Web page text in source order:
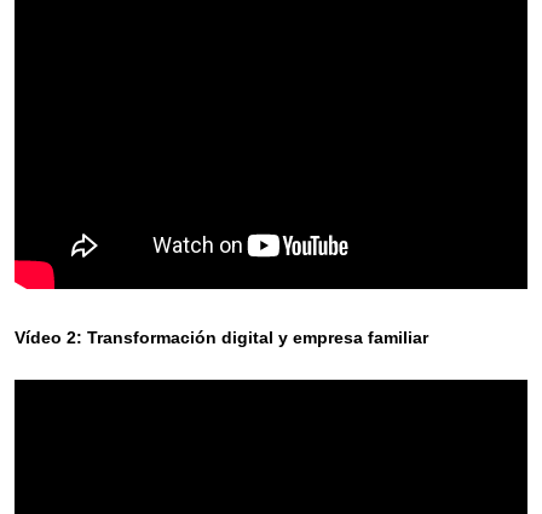
Vídeo 2: Transformación digital y empresa familiar